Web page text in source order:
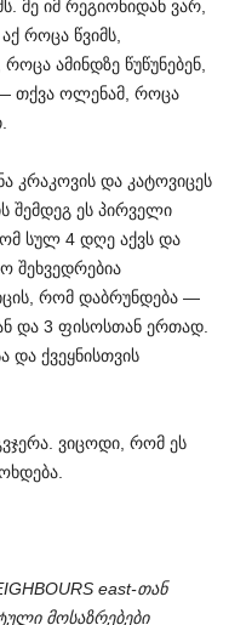
მე იმ რეგიონიდან ვარ,
როცა წვიმს,
ამინდზე წუწუნებენ,
— თქვა ოლენამ, როცა
კრაკოვის და კატოვიცეს
შემდეგ ეს პირველი
სულ 4 დღე აქვს და
შეხვედრებია
რომ დაბრუნდება —
და 3 ფისოსთან ერთად.
და ქვეყნისთვის
ვიცოდი, რომ ეს
east-თან
მოსაზრებები